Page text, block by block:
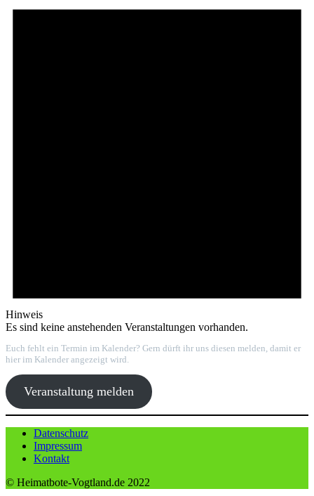
Hinweis
Es sind keine anstehenden Veranstaltungen vorhanden.
Euch fehlt ein Termin im Kalender? Gern dürft ihr uns diesen melden, damit er
hier im Kalender angezeigt wird.
Veranstaltung melden
Datenschutz
Impressum
Kontakt
© Heimatbote-Vogtland.de 2022